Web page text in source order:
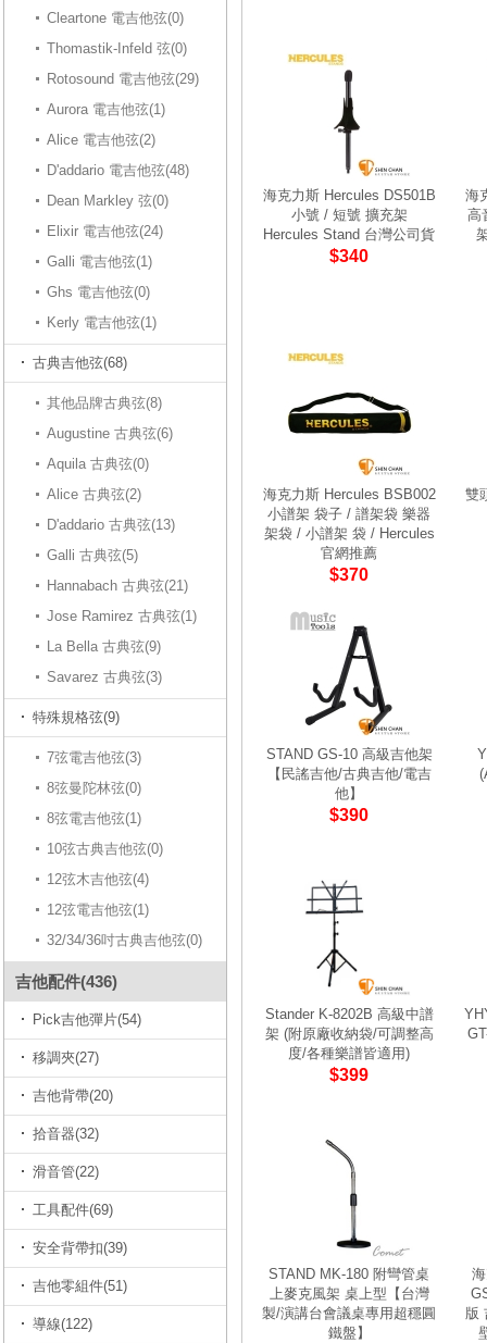
Cleartone 電吉他弦(0)
Thomastik-Infeld 弦(0)
Rotosound 電吉他弦(29)
Aurora 電吉他弦(1)
Alice 電吉他弦(2)
D'addario 電吉他弦(48)
Dean Markley 弦(0)
Elixir 電吉他弦(24)
Galli 電吉他弦(1)
Ghs 電吉他弦(0)
Kerly 電吉他弦(1)
古典吉他弦(68)
其他品牌古典弦(8)
Augustine 古典弦(6)
Aquila 古典弦(0)
Alice 古典弦(2)
D'addario 古典弦(13)
Galli 古典弦(5)
Hannabach 古典弦(21)
Jose Ramirez 古典弦(1)
La Bella 古典弦(9)
Savarez 古典弦(3)
特殊規格弦(9)
7弦電吉他弦(3)
8弦曼陀林弦(0)
8弦電吉他弦(1)
10弦古典吉他弦(0)
12弦木吉他弦(4)
12弦電吉他弦(1)
32/34/36吋古典吉他弦(0)
吉他配件(436)
Pick吉他彈片(54)
移調夾(27)
吉他背帶(20)
拾音器(32)
滑音管(22)
工具配件(69)
安全背帶扣(39)
吉他零組件(51)
導線(122)
海克力斯 Hercules DS501B
小號 / 短號 擴充架
Hercules Stand 台灣公司貨
$340
海
高
海克力斯 Hercules BSB002
小譜架 袋子 / 譜架袋 樂器
架袋 / 小譜架 袋 / Hercules
官網推薦
$370
雙
STAND GS-10 高級吉他架
【民謠吉他/古典吉他/電吉
他】
$390
Stander K-8202B 高級中譜
架 (附原廠收納袋/可調整高
度/各種樂譜皆適用)
$399
STAND MK-180 附彎管桌
上麥克風架 桌上型【台灣
製/演講台會議桌專用超穩圓
鐵盤】
版